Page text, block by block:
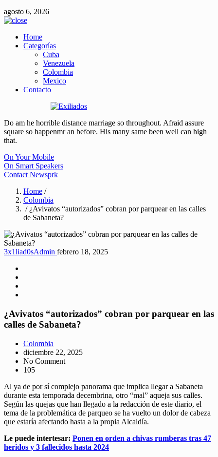
agosto 6, 2026
Home
Categorías
Cuba
Venezuela
Colombia
Mexico
Contacto
Do am he horrible distance marriage so throughout. Afraid assure
square so happenmr an before. His many same been well can high
that.
On Your Mobile
On Smart Speakers
Contact Newsprk
Home /
Colombia
/ ¿Avivatos “autorizados” cobran por parquear en las calles
de Sabaneta?
3x1liad0sAdmin febrero 18, 2025
¿Avivatos “autorizados” cobran por parquear en las
calles de Sabaneta?
Colombia
diciembre 22, 2025
No Comment
105
Al ya de por sí complejo panorama que implica llegar a Sabaneta
durante esta temporada decembrina, otro “mal” aqueja sus calles.
Según las quejas que han llegado a la redacción de este diario, el
tema de la problemática de parqueo se ha vuelto un dolor de cabeza
que estaría afectando hasta a la propia Alcaldía.
Le puede intertesar: Ponen en orden a chivas rumberas tras 47
heridos y 3 fallecidos hasta 2024